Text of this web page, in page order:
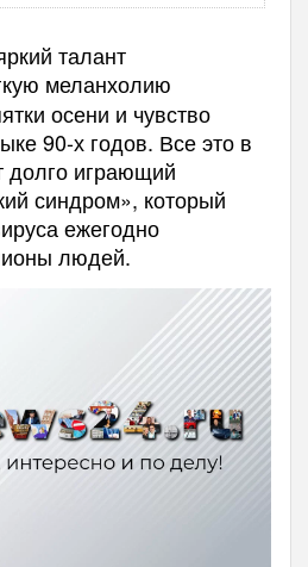
талант
меланхолию
осени и чувство
90-х годов. Все это в
долго играющий
синдром», который
ежегодно
людей.